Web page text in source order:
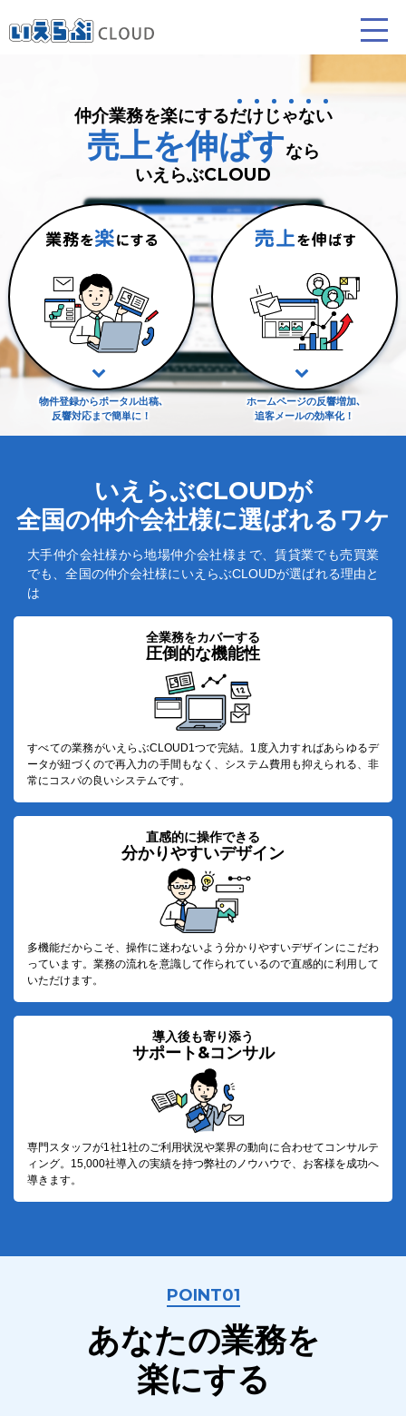
賃貸仲介
業務向け機能
売買仲介
業務向け機能
賃貸管理
業務向け機能
ホームページ制作について プラン紹介･制作の流れ
ユーザーインタビュー ホームページ制作実績
お役立ちブログ
特長 サービス一覧 プラン
03-6689-1791
仲介業務を楽にするだけじゃない
売上を伸ばすなら
いえらぶCLOUD
物件登録からポータル出稿､
反響対応まで簡単に！
ホームページの反響増加､
追客メールの効率化！
いえらぶCLOUDが
全国の仲介会社様に選ばれるワケ
大手仲介会社様から地場仲介会社様まで、賃貸業でも売買業
でも、全国の仲介会社様にいえらぶCLOUDが選ばれる理由と
は
全業務をカバーする
圧倒的な機能性
すべての業務がいえらぶCLOUD1つで完結。1度入力すればあらゆるデ
ータが紐づくので再入力の手間もなく、システム費用も抑えられる、非
常にコスパの良いシステムです。
直感的に操作できる
分かりやすいデザイン
多機能だからこそ、操作に迷わないよう分かりやすいデザインにこだわ
っています。業務の流れを意識して作られているので直感的に利用して
いただけます。
導入後も寄り添う
サポート&コンサル
専門スタッフが1社1社のご利用状況や業界の動向に合わせてコンサルテ
ィング。15,000社導入の実績を持つ弊社のノウハウで、お客様を成功へ
導きます。
POINT01
あなたの業務を
楽にする